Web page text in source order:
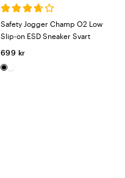
Safety Jogger Champ O2 Low
Slip-on ESD Sneaker Svart
699 kr